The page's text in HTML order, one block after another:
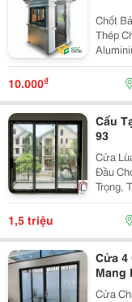
Chốt Bảo Vệ
Thép
Aluminium
Dụng
10.000₫
Cấu
93
Cửa
Đầu
Trọng,
Chế
Lại
1,5 triệu
Cửa 4
Mang
Cửa